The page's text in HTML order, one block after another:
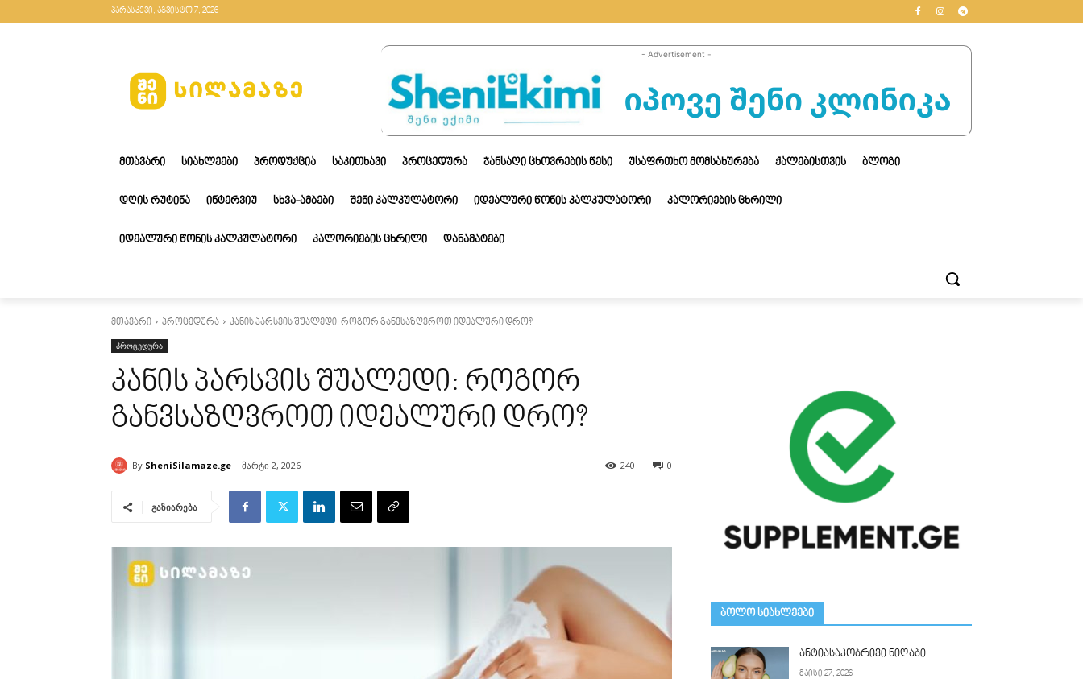
პარასკევი, აგვისტო 7, 2026
- Advertisement -
ᲛᲗᲐᲕᲐᲠᲘ ᲡᲘᲐᲮᲚᲔᲔᲑᲘ ᲞᲠᲝᲓᲣᲥᲪᲘᲐ ᲡᲐᲙᲘᲗᲮᲐᲕᲘ ᲞᲠᲝᲪᲔᲓᲣᲠᲐ ᲯᲐᲜᲡᲐᲦᲘ ᲪᲮᲝᲕᲠᲔᲑᲘᲡ ᲬᲔᲡᲘ ᲣᲡᲐᲤᲠᲗᲮᲝ ᲛᲝᲛᲡᲐᲮᲣᲠᲔᲑᲐ ᲥᲐᲚᲔᲑᲘᲡᲗᲕᲘᲡ ᲑᲚᲝᲒᲘ
ᲓᲦᲘᲡ ᲠᲣᲢᲘᲜᲐ ᲘᲜᲢᲔᲠᲕᲘᲣ ᲡᲮᲕᲐ-ᲐᲛᲑᲔᲑᲘ ᲨᲔᲜᲘ ᲙᲐᲚᲙᲣᲚᲐᲢᲝᲠᲘ ᲘᲓᲔᲐᲚᲣᲠᲘ ᲬᲝᲜᲘᲡ ᲙᲐᲚᲙᲣᲚᲐᲢᲝᲠᲘ ᲙᲐᲚᲝᲠᲘᲔᲑᲘᲡ ᲪᲮᲠᲘᲚᲘ
ᲘᲓᲔᲐᲚᲣᲠᲘ ᲬᲝᲜᲘᲡ ᲙᲐᲚᲙᲣᲚᲐᲢᲝᲠᲘ ᲙᲐᲚᲝᲠᲘᲔᲑᲘᲡ ᲪᲮᲠᲘᲚᲘ ᲓᲐᲜᲐᲛᲐᲢᲔᲑᲘ
მთავარი პროცედურა კანის პარსვის შუალედი: როგორ განვსაზღვროთ იდეალური დრო?
პროცედურა
კანის პარსვის შუალედი: როგორ
განვსაზღვროთ იდეალური დრო?
By SheniSilamaze.ge მარტი 2, 2026 0
240
გაზიარება
ᲑᲝᲚᲝ ᲡᲘᲐᲮᲚᲔᲔᲑᲘ
ანტიასაკობრივი ნიღაბი
მაისი 27, 2026